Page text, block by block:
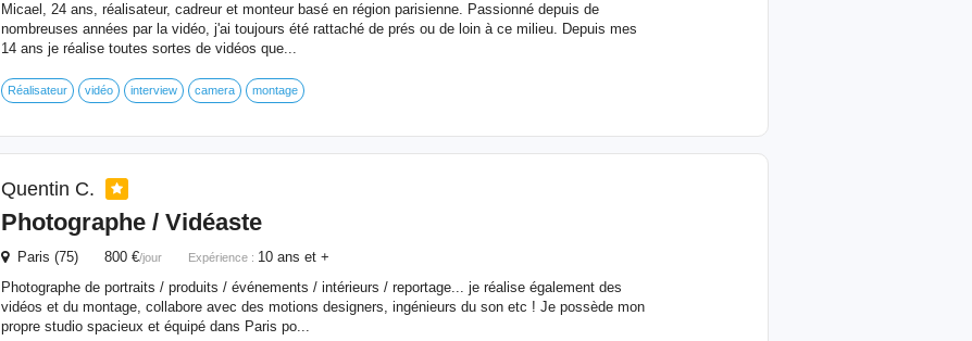
Micael, 24 ans, réalisateur, cadreur et monteur basé en région parisienne. Passionné depuis de
nombreuses années par la vidéo, j'ai toujours été rattaché de prés ou de loin à ce milieu. Depuis mes
14 ans je réalise toutes sortes de vidéos que...
Réalisateur vidéo interview camera montage
Quentin C.
Photographe/ Vidéaste
Paris (75) 800 €/jour Expérience : 10 ans et +
Photographe de portraits / produits / événements / intérieurs / reportage... je réalise également des
vidéos et du montage, collabore avec des motions designers, ingénieurs du son etc ! Je possède mon
propre studio spacieux et équipé dans Paris po...